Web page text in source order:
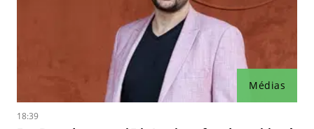
Médias
18:39